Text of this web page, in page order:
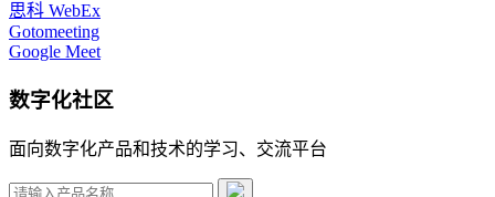
思科 WebEx
Gotomeeting
Google Meet
数字化社区
面向数字化产品和技术的学习、交流平台